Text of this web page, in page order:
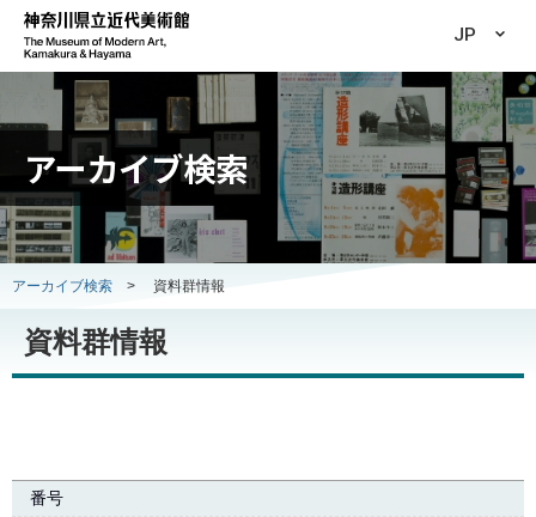
JP
アーカイブ検索
アーカイブ検索 > 資料群情報
資料群情報
番号